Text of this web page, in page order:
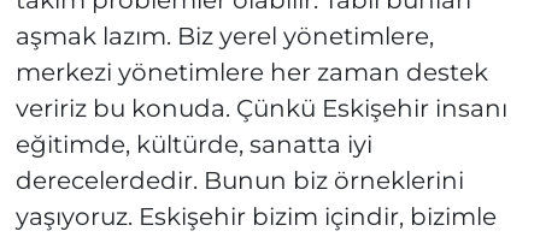
aşmak lazım. Biz yerel yönetimlere,
merkezi yönetimlere her zaman destek
veririz bu konuda. Çünkü Eskişehir insanı
eğitimde, kültürde, sanatta iyi
derecelerdedir. Bunun biz örneklerini
yaşıyoruz. Eskişehir bizim içindir, bizimle